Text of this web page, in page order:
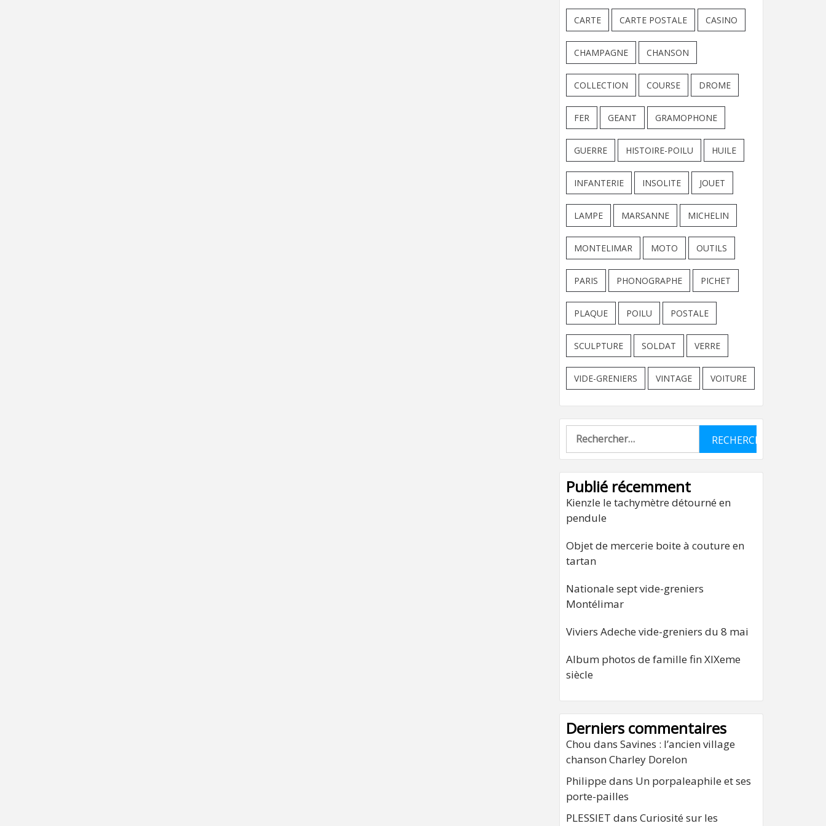
CARTE CARTE POSTALE CASINO
CHAMPAGNE CHANSON
COLLECTION COURSE DROME
FER GEANT GRAMOPHONE
GUERRE HISTOIRE-POILU HUILE
INFANTERIE INSOLITE JOUET
LAMPE MARSANNE MICHELIN
MONTELIMAR MOTO OUTILS
PARIS PHONOGRAPHE PICHET
PLAQUE POILU POSTALE
SCULPTURE SOLDAT VERRE
VIDE-GRENIERS VINTAGE VOITURE
Rechercher :
Publié récemment
Kienzle le tachymètre détourné en
pendule
Objet de mercerie boite à couture en
tartan
Nationale sept vide-greniers
Montélimar
Viviers Adeche vide-greniers du 8 mai
Album photos de famille fin XIXeme
siècle
Derniers commentaires
Chou dans Savines : l’ancien village
chanson Charley Dorelon
Philippe dans Un porpaleaphile et ses
porte-pailles
PLESSIET dans Curiosité sur les